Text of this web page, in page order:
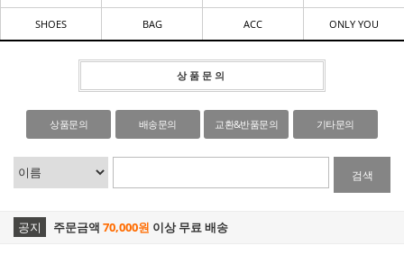
SHOES BAG ACC ONLY YOU
상품문의
상품문의 배송문의 교환&반품문의 기타문의
검색
공지 주문금액 70,000원 이상 무료 배송